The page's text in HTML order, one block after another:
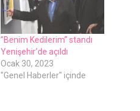
”Benim Kedilerim” standı
Yenişehir’de açıldı
Ocak 30, 2023
"Genel Haberler" içinde